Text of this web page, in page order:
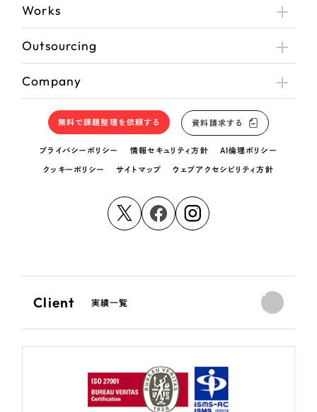
Works
Outsourcing
Company
無料で課題整理を依頼する 資料請求する
プライバシーポリシー 情報セキュリティ方針 AI倫理ポリシー
クッキーポリシー サイトマップ ウェブアクセシビリティ方針
Client 実績一覧